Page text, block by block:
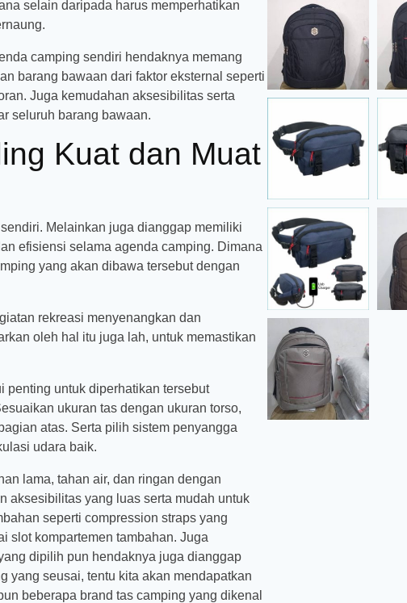
selain daripada harus memperhatikan
camping sendiri hendaknya memang
barang bawaan dari faktor eksternal seperti
Juga kemudahan aksesibilitas serta
seluruh barang bawaan.
Kuat dan Muat
Melainkan juga dianggap memiliki
efisiensi selama agenda camping. Dimana
yang akan dibawa tersebut dengan
rekreasi menyenangkan dan
oleh hal itu juga lah, untuk memastikan
penting untuk diperhatikan tersebut
ukuran tas dengan ukuran torso,
atas. Serta pilih sistem penyangga
udara baik.
lama, tahan air, dan ringan dengan
aksesibilitas yang luas serta mudah untuk
seperti compression straps yang
slot kompartemen tambahan. Juga
dipilih pun hendaknya juga dianggap
yang seusai, tentu kita akan mendapatkan
beberapa brand tas camping yang dikenal